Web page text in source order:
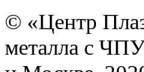
© «Центр
металла с